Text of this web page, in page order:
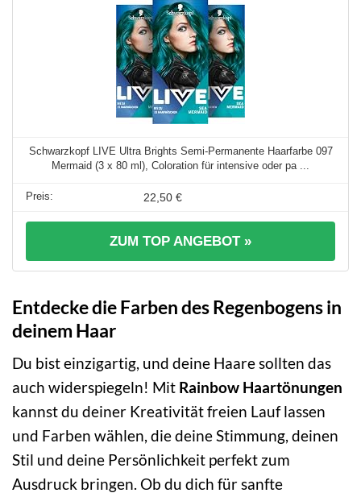
Schwarzkopf LIVE Ultra Brights Semi-Permanente Haarfarbe 097
Mermaid (3 x 80 ml), Coloration für intensive oder pa ...
22,50 €
ZUM TOP ANGEBOT »
Entdecke die Farben des Regenbogens in
deinem Haar
Du bist einzigartig, und deine Haare sollten das
auch widerspiegeln! Mit Rainbow Haartönungen
kannst du deiner Kreativität freien Lauf lassen
und Farben wählen, die deine Stimmung, deinen
Stil und deine Persönlichkeit perfekt zum
Ausdruck bringen. Ob du dich für sanfte